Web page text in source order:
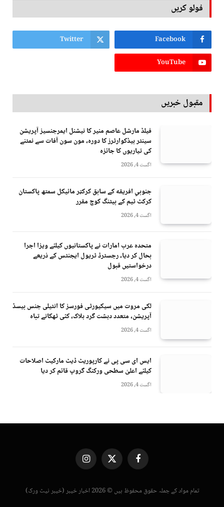
فولو کریں
Facebook
Twitter
YouTube
مقبول خبریں
فیلڈ مارشل عاصم منیر کا نیشنل ایمرجنسیز آپریشن
سینٹر ہیڈکوارٹرز کا دورہ، مون سون آفات سے نمٹنے
کی تیاریوں کا جائزہ
اگست 4, 2026
جنوبي افريقه کے سابق کرکټر مائیکل سمتھ پاکستان
کرکٹ ٹیم کے بیٹنگ کوچ مقرر
اگست 4, 2026
متحدہ عرب امارات نے پاکستانیوں کیلئے ویزا اجرا
بحال کر دیا، رجسٹرڈ ٹریول ایجنٹس کے ذریعے
درخواستیں قبول
اگست 4, 2026
لکی مروت میں سیکیورٹی فورسز کا انٹیلی جنس بیسڈ
آپریشن، متعدد دہشت گرد ہلاک، کئی ٹھکانے تباہ
اگست 4, 2026
ایس ای سی پی نے کارپوریٹ ڈیٹ مارکیٹ اصلاحات
کیلئے اعلیٰ سطحی ورکنگ گروپ قائم کر دیا
اگست 4, 2026
Facebook
X
(Twitter)
Instagram
تمام مواد کے جملہ حقوق محفوظ ہیں © 2026 اخبار خیبر (خیبر نیٹ ورک)